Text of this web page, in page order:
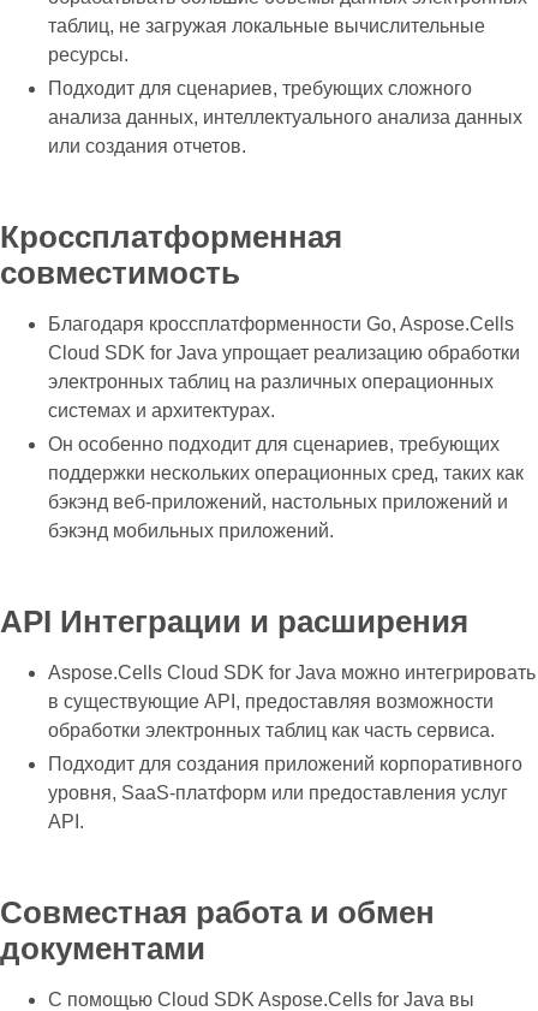
таблиц, не загружая локальные вычислительные
ресурсы.
Подходит для сценариев, требующих сложного
анализа данных, интеллектуального анализа данных
или создания отчетов.
Кроссплатформенная
совместимость
Благодаря кроссплатформенности Go, Aspose.Cells
Cloud SDK for Java упрощает реализацию обработки
электронных таблиц на различных операционных
системах и архитектурах.
Он особенно подходит для сценариев, требующих
поддержки нескольких операционных сред, таких как
бэкэнд веб-приложений, настольных приложений и
бэкэнд мобильных приложений.
API Интеграции и расширения
Aspose.Cells Cloud SDK for Java можно интегрировать
в существующие API, предоставляя возможности
обработки электронных таблиц как часть сервиса.
Подходит для создания приложений корпоративного
уровня, SaaS-платформ или предоставления услуг
API.
Совместная работа и обмен
документами
С помощью Cloud SDK Aspose.Cells for Java вы